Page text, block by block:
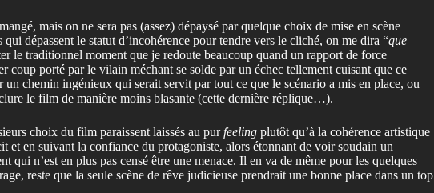
mais on ne sera pas (assez) dépaysé par quelque choix de mise en scène
dépassent le statut d’incohérence pour tendre vers le cliché, on me dira “que
le traditionnel moment que je redoute beaucoup quand un rapport de force
porté par le vilain méchant se solde par un échec tellement cuisant que ce
chemin ingénieux qui serait servit par tout ce que le scénario a mis en place, ou
le film de manière moins blasante (cette dernière réplique…).
choix du film paraissent laissés au purfeeling plutôt qu’à la cohérence artistique
et en suivant la confiance du protagoniste, alors étonnant de voir soudain un
n’est en plus pas censé être une menace. Il en va de même pour les quelques
reste que la seule scène de rêve judicieuse prendrait une bonne place dans un top